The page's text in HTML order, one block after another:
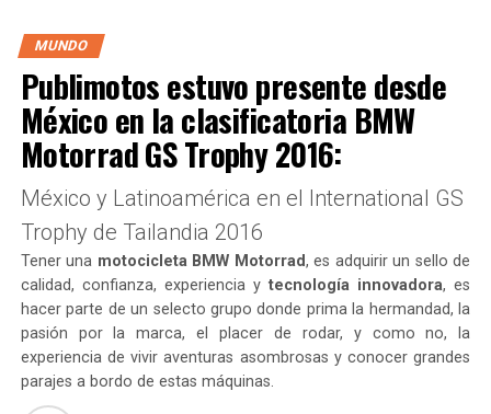
MUNDO
Publimotos estuvo presente desde
México en la clasificatoria BMW
Motorrad GS Trophy 2016:
México y Latinoamérica en el International GS
Trophy de Tailandia 2016
Tener una motocicleta BMW Motorrad, es adquirir un sello de
calidad, confianza, experiencia ytecnología innovadora, es
hacer parte de un selecto grupo donde prima la hermandad, la
pasión por la marca, el placer de rodar, y como no, la
experiencia de vivir aventuras asombrosas y conocer grandes
parajes a bordo de estas máquinas.